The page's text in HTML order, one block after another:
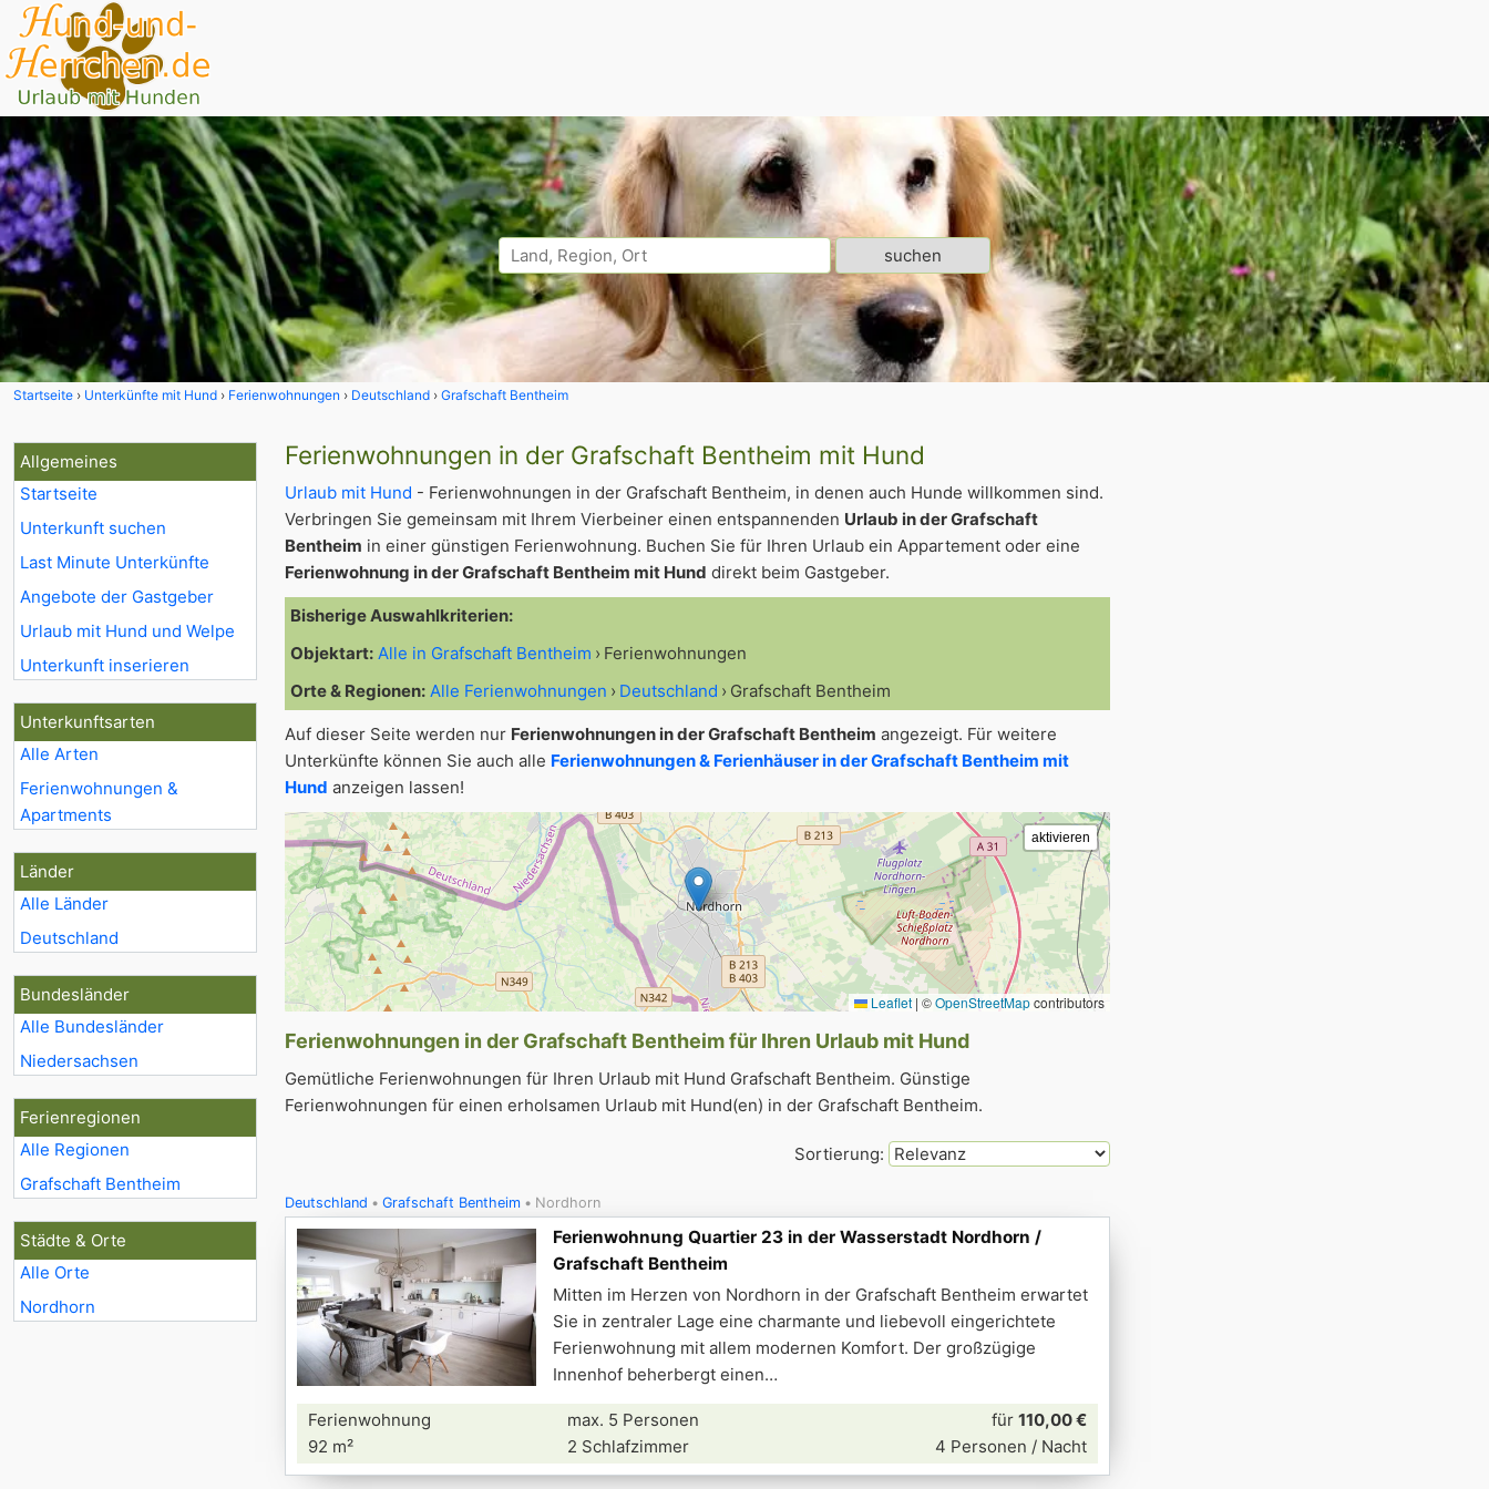
Startseite Unterkünfte mit Hund Ferienwohnungen Deutschland Grafschaft Bentheim
Allgemeines
Startseite
Unterkunft suchen
Last Minute Unterkünfte
Angebote der Gastgeber
Urlaub mit Hund und Welpe
Unterkunft inserieren
Unterkunftsarten
Alle Arten
Ferienwohnungen &
Apartments
Länder
Alle Länder
Deutschland
Bundesländer
Alle Bundesländer
Niedersachsen
Ferienregionen
Alle Regionen
Grafschaft Bentheim
Städte & Orte
Alle Orte
Nordhorn
Ferienwohnungen in der Grafschaft Bentheim mit Hund
Urlaub mit Hund - Ferienwohnungen in der Grafschaft Bentheim, in denen auch Hunde willkommen sind.
Verbringen Sie gemeinsam mit Ihrem Vierbeiner einen entspannenden Urlaub in der Grafschaft
Bentheim in einer günstigen Ferienwohnung. Buchen Sie für Ihren Urlaub ein Appartement oder eine
Ferienwohnung in der Grafschaft Bentheim mit Hund direkt beim Gastgeber.
Bisherige Auswahlkriterien:
Objektart: Alle in Grafschaft Bentheim
Ferienwohnungen
Orte & Regionen: Alle Ferienwohnungen Deutschland Grafschaft Bentheim
Auf dieser Seite werden nur Ferienwohnungen in der Grafschaft Bentheim angezeigt. Für weitere
Unterkünfte können Sie auch alle Ferienwohnungen & Ferienhäuser in der Grafschaft Bentheim mit
Hund anzeigen lassen!
Leaflet | ©OpenStreetMapcontributors
Ferienwohnungen in der Grafschaft Bentheim für Ihren Urlaub mit Hund
Gemütliche Ferienwohnungen für Ihren Urlaub mit Hund Grafschaft Bentheim. Günstige
Ferienwohnungen für einen erholsamen Urlaub mit Hund(en) in der Grafschaft Bentheim.
Sortierung:
Deutschland Grafschaft Bentheim Nordhorn
Ferienwohnung Quartier 23 in der Wasserstadt Nordhorn /
Grafschaft Bentheim
Mitten im Herzen von Nordhorn in der Grafschaft Bentheim erwartet
Sie in zentraler Lage eine charmante und liebevoll eingerichtete
Ferienwohnung mit allem modernen Komfort. Der großzügige
Innenhof beherbergt einen
Ferienwohnung
92 m²
max. 5 Personen
2 Schlafzimmer
für 110,00 €
4 Personen / Nacht